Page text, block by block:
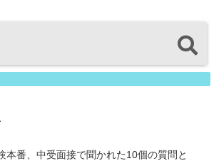
本番、中受面接で聞かれた10個の質問と